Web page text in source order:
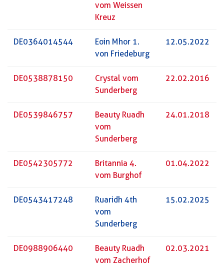
vom Weissen
Kreuz
DE0364014544
Eoin Mhor 1.
von Friedeburg
12.05.2022
DE0538878150
Crystal vom
Sunderberg
22.02.2016
DE0539846757
Beauty Ruadh
vom
Sunderberg
24.01.2018
DE0542305772
Britannia 4.
vom Burghof
01.04.2022
DE0543417248
Ruaridh 4th
vom
Sunderberg
15.02.2025
DE0988906440
Beauty Ruadh
vom Zacherhof
02.03.2021